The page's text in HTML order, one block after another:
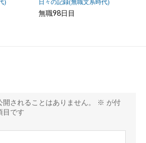
) 日々の記録(無職文系時代)
無職98日目
されることはありません。 ※ が付
目です